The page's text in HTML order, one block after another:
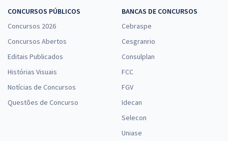
CONCURSOS PÚBLICOS
Concursos 2026
Concursos Abertos
Editais Publicados
Histórias Visuais
Notícias de Concursos
Questões de Concurso
BANCAS DE CONCURSOS
Cebraspe
Cesgranrio
Consulplan
FCC
FGV
Idecan
Selecon
Uniase